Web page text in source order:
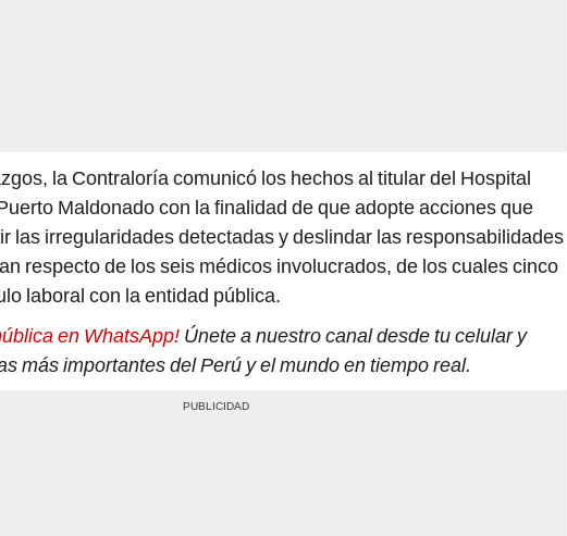
la Contraloría comunicó los hechos al titular del Hospital
Maldonado con la finalidad de que adopte acciones que
las irregularidades detectadas y deslindar las responsabilidades
respecto de los seis médicos involucrados, de los cuales cinco
laboral con la entidad pública.
en WhatsApp! Únete a nuestro canal desde tu celular y
más importantes del Perú y el mundo en tiempo real.